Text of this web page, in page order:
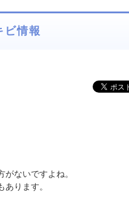
ビ情報
ないですよね。
ります。